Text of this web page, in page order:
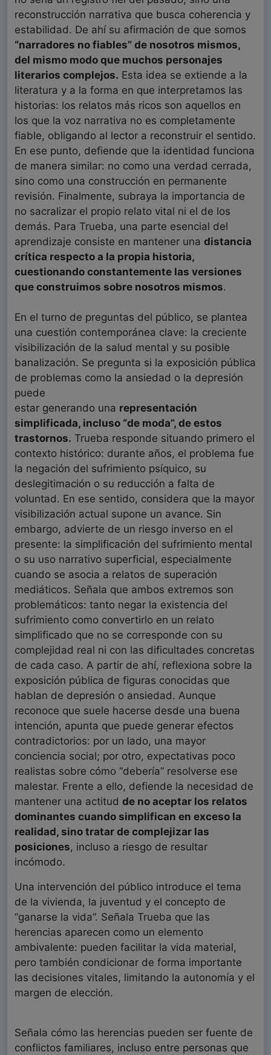
reconstrucción narrativa que busca coherencia y
estabilidad. De ahí su afirmación de que somos
“narradores no fiables” de nosotros mismos,
del mismo modo que muchos personajes
literarios complejos. Esta idea se extiende a la
literatura y a la forma en que interpretamos las
historias: los relatos más ricos son aquellos en
los que la voz narrativa no es completamente
fiable, obligando al lector a reconstruir el sentido.
En ese punto, defiende que la identidad funciona
de manera similar: no como una verdad cerrada,
sino como una construcción en permanente
revisión. Finalmente, subraya la importancia de
no sacralizar el propio relato vital ni el de los
demás. Para Trueba, una parte esencial del
aprendizaje consiste en mantener una distancia
crítica respecto a la propia historia,
cuestionando constantemente las versiones
que construimos sobre nosotros mismos.
En el turno de preguntas del público, se plantea
una cuestión contemporánea clave: la creciente
visibilización de la salud mental y su posible
banalización. Se pregunta si la exposición pública
de problemas como la ansiedad o la depresión
puede
estar generando una representación
simplificada, incluso “de moda”, de estos
trastornos. Trueba responde situando primero el
contexto histórico: durante años, el problema fue
la negación del sufrimiento psíquico, su
deslegitimación o su reducción a falta de
voluntad. En ese sentido, considera que la mayor
visibilización actual supone un avance. Sin
embargo, advierte de un riesgo inverso en el
presente: la simplificación del sufrimiento mental
o su uso narrativo superficial, especialmente
cuando se asocia a relatos de superación
mediáticos. Señala que ambos extremos son
problemáticos: tanto negar la existencia del
sufrimiento como convertirlo en un relato
simplificado que no se corresponde con su
complejidad real ni con las dificultades concretas
de cada caso. A partir de ahí, reflexiona sobre la
exposición pública de figuras conocidas que
hablan de depresión o ansiedad. Aunque
reconoce que suele hacerse desde una buena
intención, apunta que puede generar efectos
contradictorios: por un lado, una mayor
conciencia social; por otro, expectativas poco
realistas sobre cómo “debería” resolverse ese
malestar. Frente a ello, defiende la necesidad de
mantener una actitud de no aceptar los relatos
dominantes cuando simplifican en exceso la
realidad, sino tratar de complejizar las
posiciones, incluso a riesgo de resultar
incómodo.
Una intervención del público introduce el tema
de la vivienda, la juventud y el concepto de
“ganarse la vida”. Señala Trueba que las
herencias aparecen como un elemento
ambivalente: pueden facilitar la vida material,
pero también condicionar de forma importante
las decisiones vitales, limitando la autonomía y el
margen de elección.
Señala cómo las herencias pueden ser fuente de
conflictos familiares, incluso entre personas que